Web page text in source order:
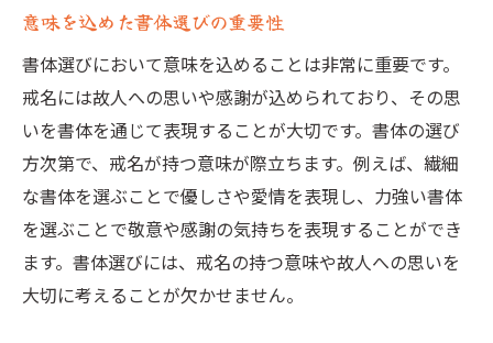
戒名字彫りの書体で故人への思いを美しく表現
する方法
書体が持つ感情表現の力とは
故人の趣味や好みに合わせた書体選び
感謝の気持ちを伝える書体の選定ポイント
書体の選び方で故人の思い出を鮮やかに残
す
美しい書体で故人への敬意を表現する方法
意味を込めた書体選びの重要性
書体選びにおいて意味を込めることは非常に重要です。
戒名には故人への思いや感謝が込められており、その思
いを書体を通じて表現することが大切です。書体の選び
方次第で、戒名が持つ意味が際立ちます。例えば、繊細
な書体を選ぶことで優しさや愛情を表現し、力強い書体
を選ぶことで敬意や感謝の気持ちを表現することができ
ます。書体選びには、戒名の持つ意味や故人への思いを
大切に考えることが欠かせません。